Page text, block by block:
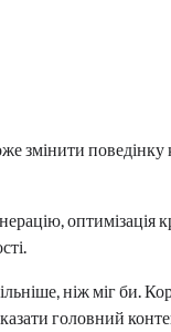
змінити
оптимізація
ніж міг би.
головний